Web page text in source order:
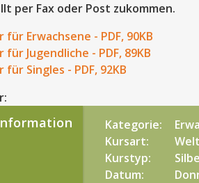
per Fax oder Post zukommen.
für Erwachsene - PDF, 90KB
für Jugendliche - PDF, 89KB
für Singles - PDF, 92KB
Kategorie:
Kursart:
Kurstyp:
Datum: